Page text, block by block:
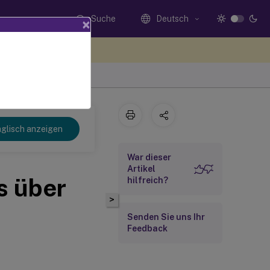
Suche Deutsch
anzeigen
über
>
War dieser
Artikel
hilfreich?
Senden Sie uns Ihr
Feedback
×